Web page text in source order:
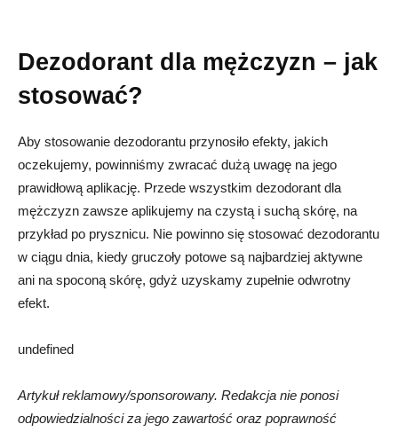
Dezodorant dla mężczyzn – jak
stosować?
Aby stosowanie dezodorantu przynosiło efekty, jakich
oczekujemy, powinniśmy zwracać dużą uwagę na jego
prawidłową aplikację. Przede wszystkim dezodorant dla
mężczyzn zawsze aplikujemy na czystą i suchą skórę, na
przykład po prysznicu. Nie powinno się stosować dezodorantu
w ciągu dnia, kiedy gruczoły potowe są najbardziej aktywne
ani na spoconą skórę, gdyż uzyskamy zupełnie odwrotny
efekt.
undefined
Artykuł reklamowy/sponsorowany. Redakcja nie ponosi
odpowiedzialności za jego zawartość oraz poprawność